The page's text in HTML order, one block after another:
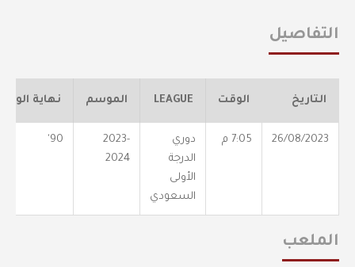
التفاصيل
التاريخ الوقت LEAGUE الموسم نهاية
26/08/2023 7:05 م
دوري
الدرجة
الأولى
السعودي
2023-
2024
90'
الملعب